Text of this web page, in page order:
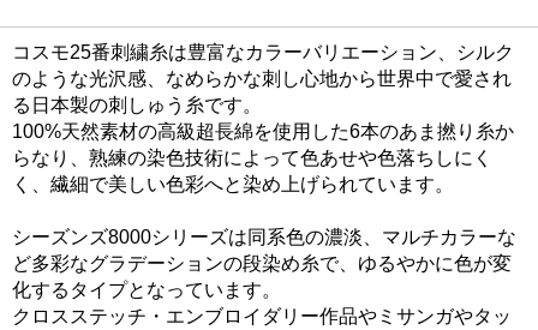
コスモ25番刺繍糸は豊富なカラーバリエーション、シルク
のような光沢感、なめらかな刺し心地から世界中で愛され
る日本製の刺しゅう糸です。
100%天然素材の高級超長綿を使用した6本のあま撚り糸か
らなり、熟練の染色技術によって色あせや色落ちしにく
く、繊細で美しい色彩へと染め上げられています。
シーズンズ8000シリーズは同系色の濃淡、マルチカラーな
ど多彩なグラデーションの段染め糸で、ゆるやかに色が変
化するタイプとなっています。
クロスステッチ・エンブロイダリー作品やミサンガやタッ